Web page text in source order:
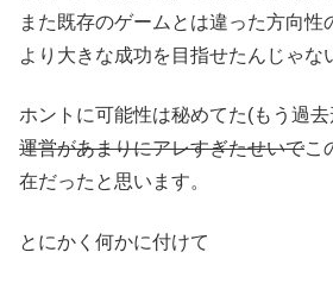
また既存のゲームとは違った方向性
より大きな成功を目指せたんじゃな
ホントに可能性は秘めてた(もう過
運営があまりにアレすぎたせいでこ
在だったと思います。
とにかく何かに付けて